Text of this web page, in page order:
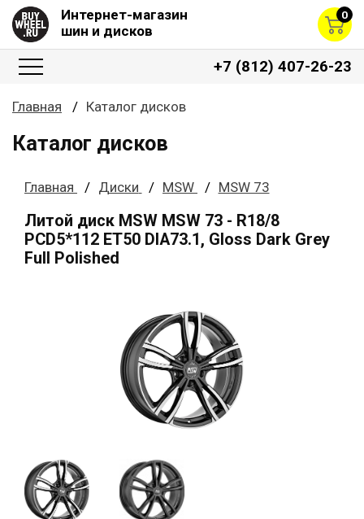
Интернет-магазин
шин и дисков
0
+7 (812) 407-26-23
Главная Каталог дисков
Каталог дисков
Главная Диски MSW MSW 73
Литой диск MSW MSW 73 - R18/8
PCD5*112 ET50 DIA73.1, Gloss Dark Grey
Full Polished